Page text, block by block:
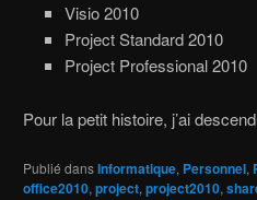
Visio 2010
Project Standard 2010
Project Professional 2010
Pour la petit histoire, j’ai
Publié dansInformatique, Personnel,
office2010, project, project2010,